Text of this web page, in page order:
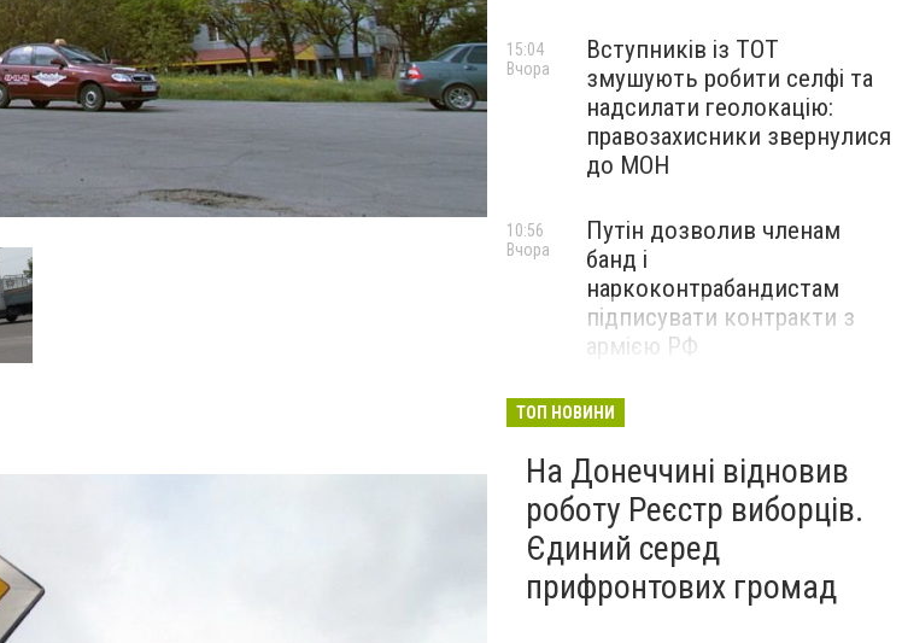
Вступників із ТОТ
змушують робити селфі та
надсилати геолокацію:
правозахисники звернулися
до МОН
15:04
Вчора
Путін дозволив членам
банд і
наркоконтрабандистам
підписувати контракти з
армією РФ
10:56
Вчора
Від тих, хто зберігає історію
залишили послання
окупантам, - ФОТО
09:43
Вчора
ТОП НОВИНИ
На Донеччині відновив
роботу Реєстр виборців.
Єдиний серед
прифронтових громад